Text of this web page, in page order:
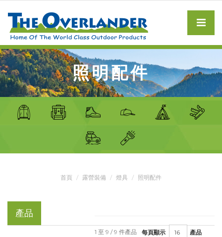
照明配件
首頁 露營裝備 燈具 照明配件
產品
每頁顯示 產品
1 至 9 / 9 件產品